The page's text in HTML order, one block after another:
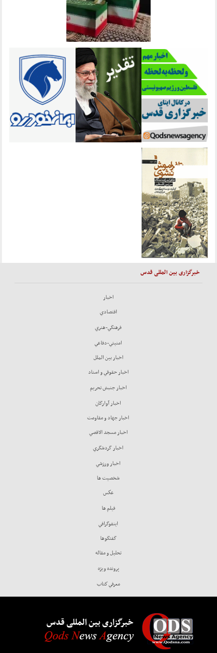
خبرگزاری بین المللی قدس
اخبار
اقتصادي
فرهنگي-هنري
امنيتي-دفاعي
اخبار بين الملل
اخبار حقوقي و اسناد
اخبار جنبش تحريم
اخبار آوارگان
اخبار جهاد و مقاومت
اخبار مسجد الاقصي
اخبار گردشگري
اخبار ورزشي
شخصيت ها
عكس
فيلم ها
اينفوگرافي
گفتگوها
تحليل و مقاله
پرونده ويژه
معرفي كتاب
خبرگزاری بین المللی قدس